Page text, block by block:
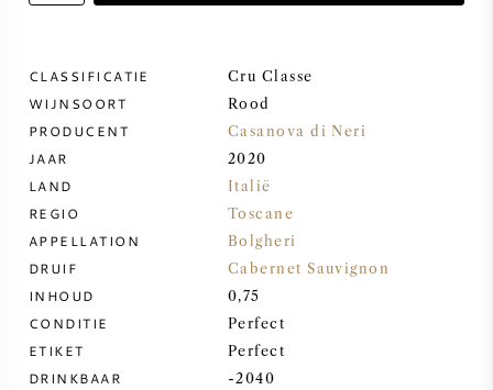
PORT
CABERNET SAUVIGNON
PINOT NOIR
CHARDONNAY
CLASSIFICATIE Cru Classe
WIJNSOORT Rood
PRODUCENT Casanova di Neri
JAAR 2020
LAND Italië
REGIO Toscane
APPELLATION Bolgheri
DRUIF Cabernet Sauvignon
INHOUD 0,75
CONDITIE Perfect
ETIKET Perfect
DRINKBAAR -2040